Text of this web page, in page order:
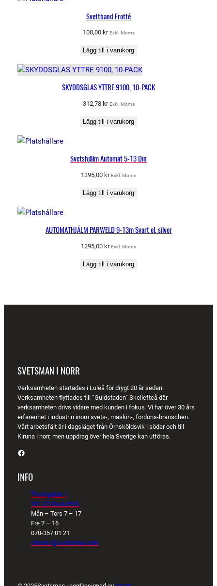
Svettband Frotté
100,00 kr Exkl. Moms
Lägg till i varukorg
SKYDDSGLAS YTTRE 9100, 10-PACK
312,78 kr Exkl. Moms
Lägg till i varukorg
Svetshjälm Automat 5-13 Din
1395,00 kr Exkl. Moms
Lägg till i varukorg
AUTOMATHJÄLM PARWELD 9-13m Svart el. silver
1295,00 kr Exkl. Moms
Lägg till i varukorg
SVETSMAN I NORR
Verksamheten startades i Luleå för drygt 20 år sedan.
Verksamheten flyttades till ”Guldstaden” Skellefteå där
verksamheten drivs vidare med kunden i fokus. Vi har över 30 års
erfarenhet i industrin inom svets-, maskin-, fordons-branschen.
Vårt arbetsfält är i dagsläget från Örnsköldsvik i söder och till
Kiruna i norr, men uppdrag över hela Sverige kan utföras.
Facebook
INFO
Truckgatan 1,
931 27 Skellefteå
Mån – Tors 7 – 17
Fre 7 – 16
070-357 01 21
christer@svetsman.com